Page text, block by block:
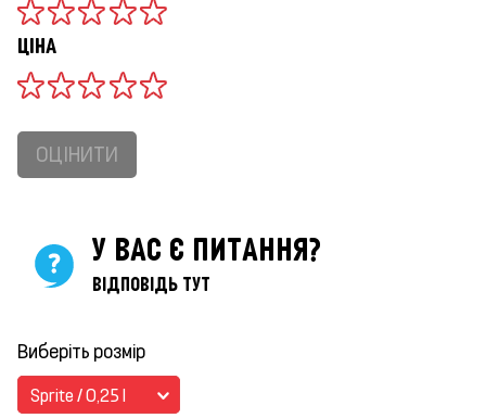
ЦІНА
ОЦІНИТИ
У ВАС Є ПИТАННЯ?
ВІДПОВІДЬ ТУТ
Виберіть розмір
Sprite / 0,25 l